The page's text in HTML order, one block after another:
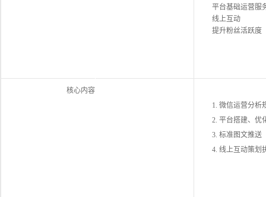
平台基础运营服
线上互动
提升粉丝活跃度
核心内容
1. 微信运营分析
2. 平台搭建、优
3. 标准图文推送
4. 线上互动策划